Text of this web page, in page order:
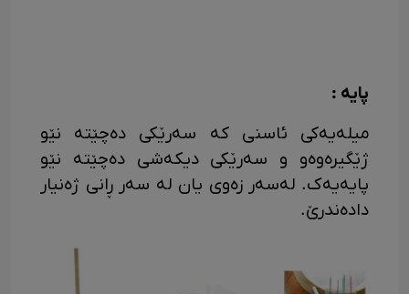
پایه :
میله‌یه‌کی ئاسنی که سه‌رێکی ده‌چێته نێو
ژێگیره‌وه‌و و سه‌رێکی دیکه‌شی ده‌چێته نێو
پایه‌یه‌ک. له‌سه‌ر زه‌وی یان له سه‌ر ڕانی ژه‌نیار
داده‌ندرێ.